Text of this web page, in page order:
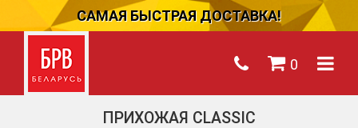
САМАЯ БЫСТРАЯ ДОСТАВКА!
0
ПРИХОЖАЯ CLASSIC